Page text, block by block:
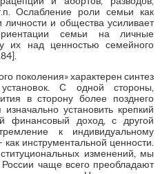
Ослабление роли семьи как
личности и общества усиливает
семьи на личные
их над ценностью семейного
поколения» характерен синтез
С одной стороны,
в сторону более позднего
установить крепкий
финансовый доход, с другой
к индивидуальному
инструментальной ценности.
изменений, мы
России чаще всего преобладают